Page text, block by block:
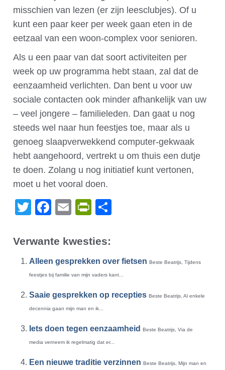
misschien van lezen (er zijn leesclubjes). Of u
kunt een paar keer per week gaan eten in de
eetzaal van een woon-complex voor senioren.
Als u een paar van dat soort activiteiten per
week op uw programma hebt staan, zal dat de
eenzaamheid verlichten. Dan bent u voor uw
sociale contacten ook minder afhankelijk van uw
– veel jongere – familieleden. Dan gaat u nog
steeds wel naar hun feestjes toe, maar als u
genoeg slaapverwekkend computer-gekwaak
hebt aangehoord, vertrekt u om thuis een dutje
te doen. Zolang u nog initiatief kunt vertonen,
moet u het vooral doen.
TwitterFacebook
EmailPrintFriendly
Verwante kwesties:
Alleen gesprekken over fietsen Beste Beatrijs, Tijdens
feestjes bij familie van mijn vaders kant...
Saaie gesprekken op recepties Beste Beatrijs, Al enkele
decennia gaan mijn man en ik...
Iets doen tegen eenzaamheid Beste Beatrijs, Via de
media verneem ik regelmatig dat er...
Een nieuwe traditie verzinnen Beste Beatrijs, Mijn man en